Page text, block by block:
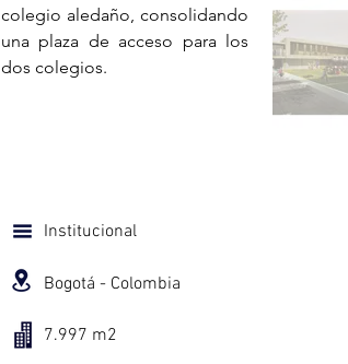
colegio aledaño, consolidando
una plaza de acceso para los
dos colegios.
Institucional
Bogotá - Colombia
7.997 m2